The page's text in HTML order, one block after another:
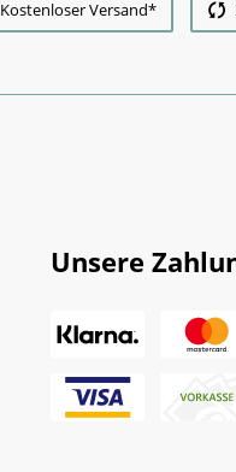
Kostenloser Versand*
Unsere